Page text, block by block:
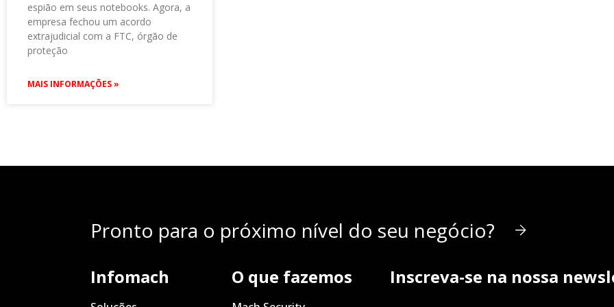
espião em seus notebooks. Agora, a
empresa fechou um acordo
extrajudicial com a FTC, órgão de
proteção
MAIS INFORMAÇÕES »
Pronto para o próximo nível do seu negócio?
Infomach O que fazemos Inscreva-se na nossa